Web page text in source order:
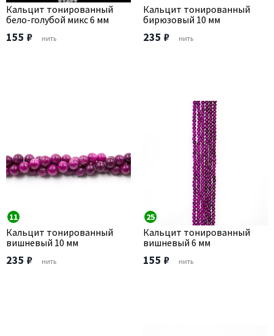
Кальцит тонированный
бело-голубой микс 6 мм
155 ₽ нить
Кальцит тонированный
бирюзовый 10 мм
235 ₽ нить
11
Кальцит тонированный
вишневый 10 мм
235 ₽ нить
25
Кальцит тонированный
вишневый 6 мм
155 ₽ нить